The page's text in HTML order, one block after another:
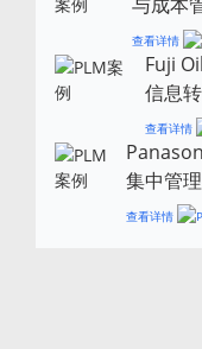
查看详情
Fuji
信息
查看详情
集中管
查看详情